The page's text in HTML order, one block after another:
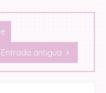
Entrada antigua